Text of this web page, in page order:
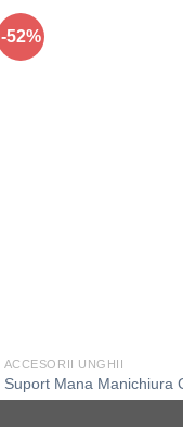
-52%
ACCESORII UNGHII
Suport Mana Manichiura